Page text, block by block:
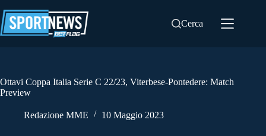
al
contenuto
Cerca
Ottavi Coppa Italia Serie C 22/23, Viterbese-Pontedere: Match
Preview
Redazione MME 10 Maggio 2023